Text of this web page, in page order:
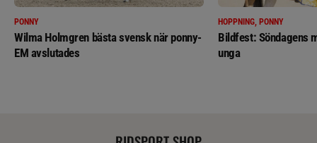
PONNY
Wilma Holmgren bästa svensk när ponny-
EM avslutades
HOPPNING, PONNY
Bildfest: Söndagens
unga